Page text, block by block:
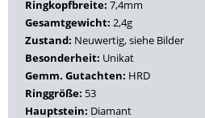
Ringkopfbreite: 7,4mm
Gesamtgewicht: 2,4g
Zustand: Neuwertig, siehe Bilder
Besonderheit: Unikat
Gemm. Gutachten: HRD
Ringgröße: 53
Hauptstein: Diamant